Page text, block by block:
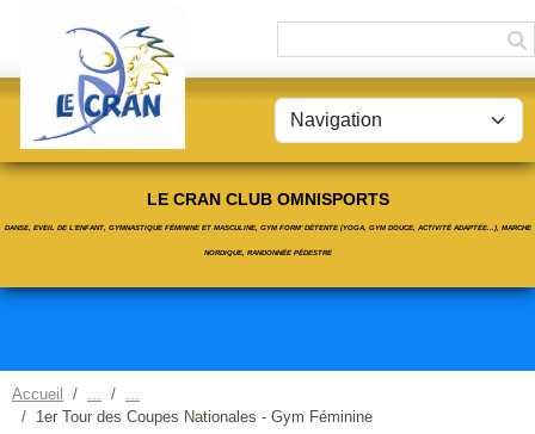
LE CRAN CLUB OMNISPORTS
DANSE, EVEIL DE L'ENFANT, GYMNASTIQUE FÉMININE ET MASCULINE, GYM FORM' DÉTENTE (YOGA, GYM DOUCE, ACTIVITÉ ADAPTÉE...), MARCHE
NORDIQUE, RANDONNÉE PÉDESTRE
Accueil
1er Tour des Coupes Nationales - Gym Féminine